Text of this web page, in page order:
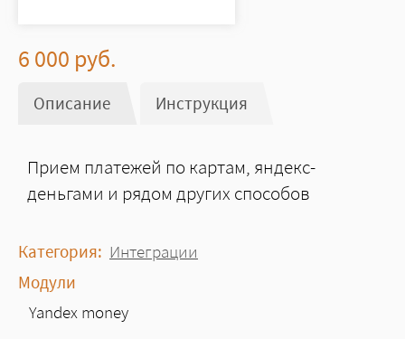
6 000 руб.
Описание (активная вкладка)
Инструкция
Прием платежей по картам, яндекс-
деньгами и рядом других способов
Категория: Интеграции
Модули
Yandex money